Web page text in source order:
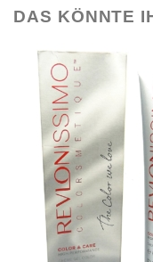
DAS KÖNNTE